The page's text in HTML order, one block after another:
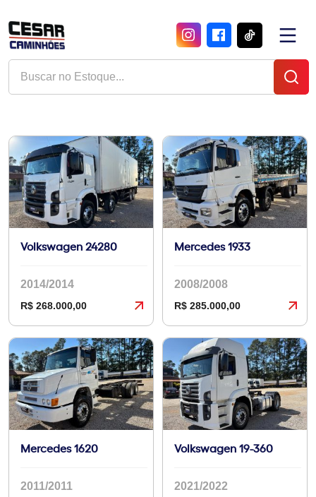
Volkswagen 24280
2014/2014
R$ 268.000,00
Mercedes 1933
2008/2008
R$ 285.000,00
Mercedes 1620
2011/2011
Volkswagen 19-360
2021/2022